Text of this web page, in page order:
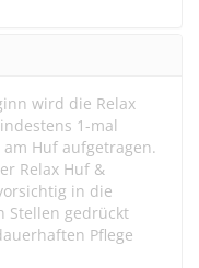
wird die Relax
1-mal
Huf aufgetragen.
Relax Huf &
in die
Stellen gedrückt
Pflege